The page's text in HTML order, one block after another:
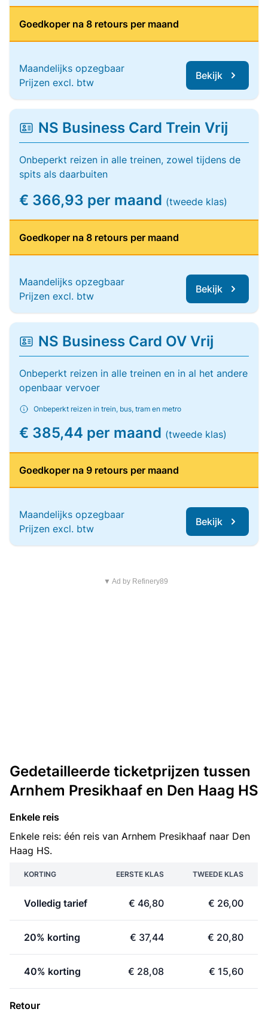
Goedkoper na 8 retours per maand
Maandelijks opzegbaar
Prijzen excl. btw
Bekijk
NS Business Card Trein Vrij
Onbeperkt reizen in alle treinen, zowel tijdens de
spits als daarbuiten
€ 366,93 per maand (tweede klas)
Goedkoper na 8 retours per maand
Maandelijks opzegbaar
Prijzen excl. btw
Bekijk
NS Business Card OV Vrij
Onbeperkt reizen in alle treinen en in al het andere
openbaar vervoer
Onbeperkt reizen in trein, bus, tram en metro
€ 385,44 per maand (tweede klas)
Goedkoper na 9 retours per maand
Maandelijks opzegbaar
Prijzen excl. btw
Bekijk
▼ Ad by Refinery89
Gedetailleerde ticketprijzen tussen
Arnhem Presikhaaf en Den Haag HS
Enkele reis
Enkele reis: één reis van Arnhem Presikhaaf naar Den
Haag HS.
KORTING EERSTE KLAS TWEEDE KLAS
Volledig tarief € 46,80 € 26,00
20% korting € 37,44 € 20,80
40% korting € 28,08 € 15,60
Retour